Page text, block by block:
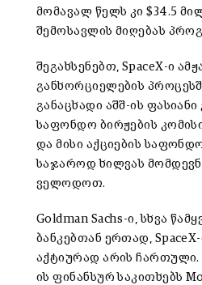
მომავალ წელს კი $34.5
შემოსავლის მიღებას
შეგახსენებთ, SpaceX-ი
განხორციელების
განაცხადი აშშ-ის
საფონდო ბირჟების
და მისი აქციების
საჯაროდ ხილვას
ველოდოთ.
Goldman Sachs-ი, სხვა
ბანკებთან ერთად,
აქტიურად არის ჩართული.
ის ფინანსურ საკითხებს